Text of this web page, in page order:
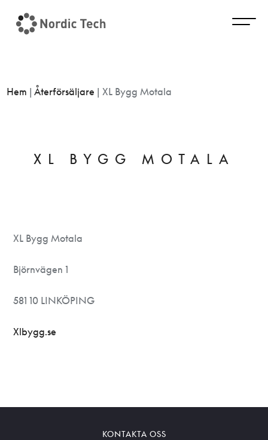
Hem |Återförsäljare |XL Bygg Motala
XL BYGG MOTALA
XL Bygg Motala
Björnvägen 1
581 10 LINKÖPING
Xlbygg.se
KONTAKTA OSS